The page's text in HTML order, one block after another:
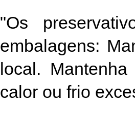
"Os
embalagens:
local.
calor ou frio